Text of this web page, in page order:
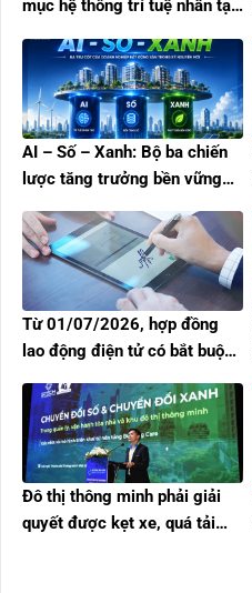
mục hệ thống trí tuệ nhân tạo
AI – Số – Xanh: Bộ ba chiến
lược tăng trưởng bền vững
sản
Từ 01/07/2026, hợp đồng
lao động điện tử có bắt buộc
hiểu đúng
Đô thị thông minh phải giải
quyết được kẹt xe, quá tải